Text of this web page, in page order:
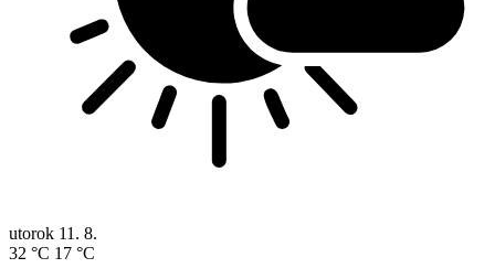
utorok 11. 8.
32 °C 17 °C